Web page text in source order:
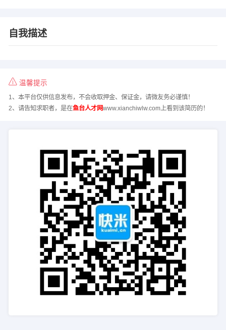
自我描述
温馨提示
1、本平台仅供信息发布，不会收取押金、保证金，请微友务必谨慎！
2、请告知求职者，是在鱼台人才网www.xianchiwlw.com上看到该简历的！